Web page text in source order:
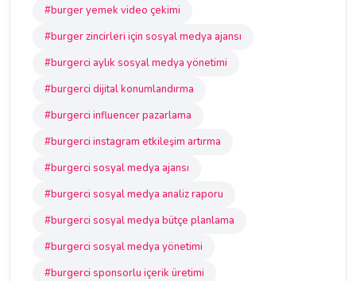
#burger yemek video çekimi
#burger zincirleri için sosyal medya ajansı
#burgerci aylık sosyal medya yönetimi
#burgerci dijital konumlandırma
#burgerci influencer pazarlama
#burgerci instagram etkileşim artırma
#burgerci sosyal medya ajansı
#burgerci sosyal medya analiz raporu
#burgerci sosyal medya bütçe planlama
#burgerci sosyal medya yönetimi
#burgerci sponsorlu içerik üretimi